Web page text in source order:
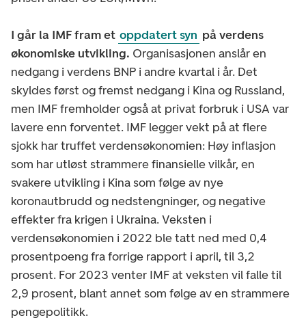
I går la IMF fram et oppdatert syn på verdens
økonomiske utvikling. Organisasjonen anslår en
nedgang i verdens BNP i andre kvartal i år. Det
skyldes først og fremst nedgang i Kina og Russland,
men IMF fremholder også at privat forbruk i USA var
lavere enn forventet. IMF legger vekt på at flere
sjokk har truffet verdensøkonomien: Høy inflasjon
som har utløst strammere finansielle vilkår, en
svakere utvikling i Kina som følge av nye
koronautbrudd og nedstengninger, og negative
effekter fra krigen i Ukraina. Veksten i
verdensøkonomien i 2022 ble tatt ned med 0,4
prosentpoeng fra forrige rapport i april, til 3,2
prosent. For 2023 venter IMF at veksten vil falle til
2,9 prosent, blant annet som følge av en strammere
pengepolitikk.